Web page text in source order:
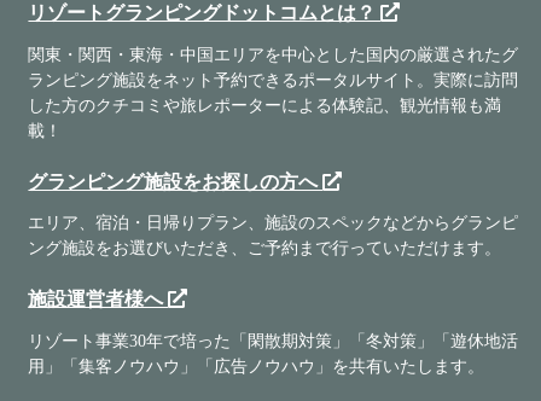
リゾートグランピングドットコムとは？
関東・関西・東海・中国エリアを中心とした国内の厳選されたグ
ランピング施設をネット予約できるポータルサイト。実際に訪問
した方のクチコミや旅レポーターによる体験記、観光情報も満
載！
グランピング施設をお探しの方へ
エリア、宿泊・日帰りプラン、施設のスペックなどからグランピ
ング施設をお選びいただき、ご予約まで行っていただけます。
施設運営者様へ
リゾート事業30年で培った「閑散期対策」「冬対策」「遊休地活
用」「集客ノウハウ」「広告ノウハウ」を共有いたします。